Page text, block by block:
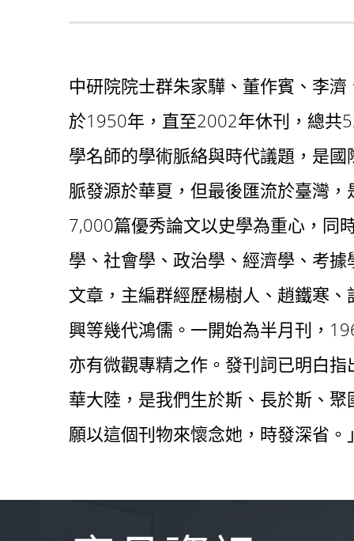
中研院院士群朱家驊、董作賓、李
於1950年，直至2002年休刊，總共
學名師的學術脈絡與時代議題，是
脈發源於華夏，但最後匯流於臺灣
7,000篇優秀論文以史學為重心，同
學、社會學、政治學、經濟學、考
文章，主編群經歷楊樹人、趙鐵寒
興等幾代鴻儒。一開始為半月刊，
亦有微觀專精之作。發刊詞已明白
華大陸，是我們生於斯、長於斯、
願以這個刊物來懷念她，時發深省。